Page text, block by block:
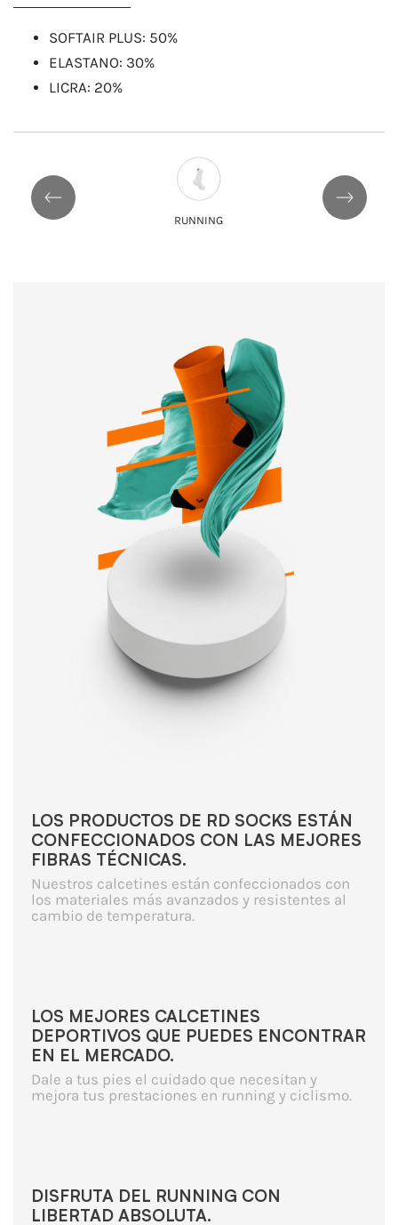
​SOFTAIR PLUS: 50%
ELASTANO: 30%
LICRA: 20%
RUNNING
LOS PRODUCTOS DE RD SOCKS ESTÁN
CONFECCIONADOS CON LAS MEJORES
FIBRAS TÉCNICAS.
Nuestros calcetines están confeccionados con
los materiales más avanzados y resistentes al
cambio de temperatura.
LOS MEJORES CALCETINES
DEPORTIVOS QUE PUEDES ENCONTRAR
EN EL MERCADO.
Dale a tus pies el cuidado que necesitan y
mejora tus prestaciones en running y ciclismo.
DISFRUTA DEL RUNNING CON
LIBERTAD ABSOLUTA.